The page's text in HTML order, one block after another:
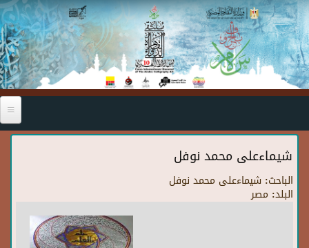
Skip to main content
شيماءعلى محمد نوفل
الباحث: شيماءعلى محمد نوفل
البلد: مصر